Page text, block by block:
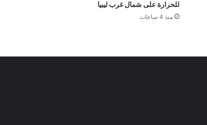
للحرارة على شمال غرب ليبيا
منذ 4 ساعات